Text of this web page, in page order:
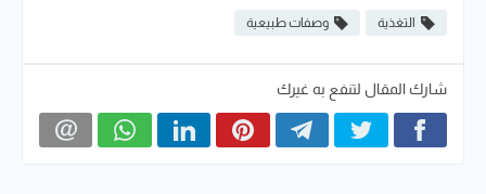
التغذية وصفات طبيعية
شارك المقال لتنفع به غيرك